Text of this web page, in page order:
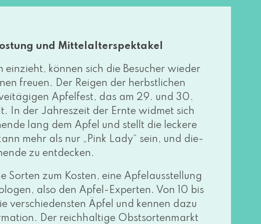
und Mittelalterspektakel
kön­nen sich die Besucher wie­der
freu­en. Der Reigen der herbst­li­chen
Apfelfest, das am 29. und 30.
In der Jahreszeit der Ernte wid­met sich
lang dem Apfel und stellt die lecke­re
mehr als nur „Pink Lady“ sein, und die­
zu entdecken.
Sorten zum Kosten, eine Apfelausstellung
also den Apfel-Experten. Von 10 bis
ver­schie­dens­ten Äpfel und ken­nen dazu
Der reich­hal­ti­ge Obstsortenmarkt